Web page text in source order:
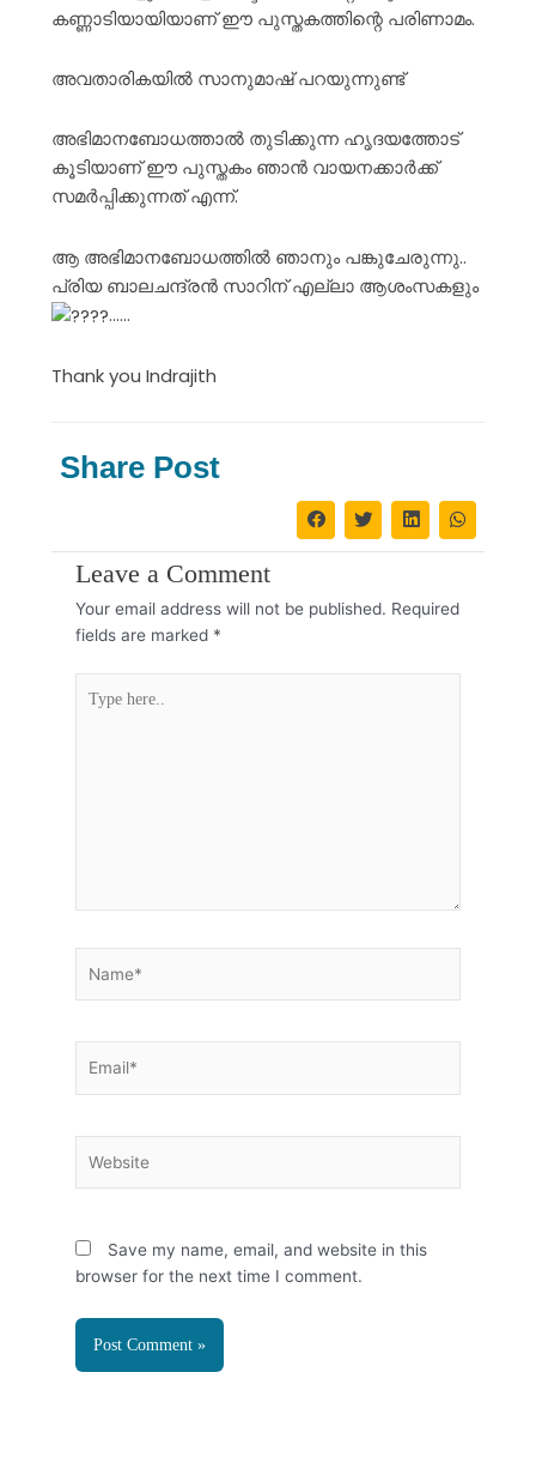
കണ്ണാടിയായിയാണ് ഈ പുസ്തകത്തിന്റെ പരിണാമം.
അവതാരികയിൽ സാനുമാഷ് പറയുന്നുണ്ട്
അഭിമാനബോധത്താൽ തുടിക്കുന്ന ഹൃദയത്തോട്
കൂടിയാണ് ഈ പുസ്തകം ഞാൻ വായനക്കാർക്ക്
സമർപ്പിക്കുന്നത് എന്ന്.
ആ അഭിമാനബോധത്തിൽ ഞാനും പങ്കുചേരുന്നു..
പ്രിയ ബാലചന്ദ്രൻ സാറിന് എല്ലാ ആശംസകളും
……
Thank you Indrajith
Share Post
Leave a Comment
Your email address will not be published. Required
fields are marked *
here..
Save my name, email, and website in this
browser for the next time I comment.